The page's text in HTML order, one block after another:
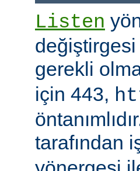
Listen
değiştirgesi
gerekli
için 443,
tarafından